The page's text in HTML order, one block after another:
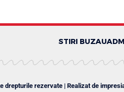
STIRI BUZAU
drepturile rezervate | Realizat de